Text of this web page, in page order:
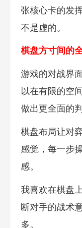
张核心卡的发
不是虚的。
棋盘方寸间的
游戏的对战界
以在有限的空
做出更全面的判
棋盘布局让对
感觉，每一步
感。
我喜欢在棋盘
断对手的战术
多。